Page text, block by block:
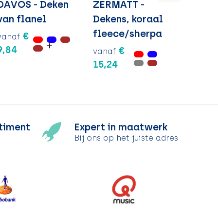
- Deken
flanel
€
ZERMATT -
Dekens, koraal
fleece/sherpa
vanaf €
15,24
Expert in maatwerk
Bij ons op het juiste adres